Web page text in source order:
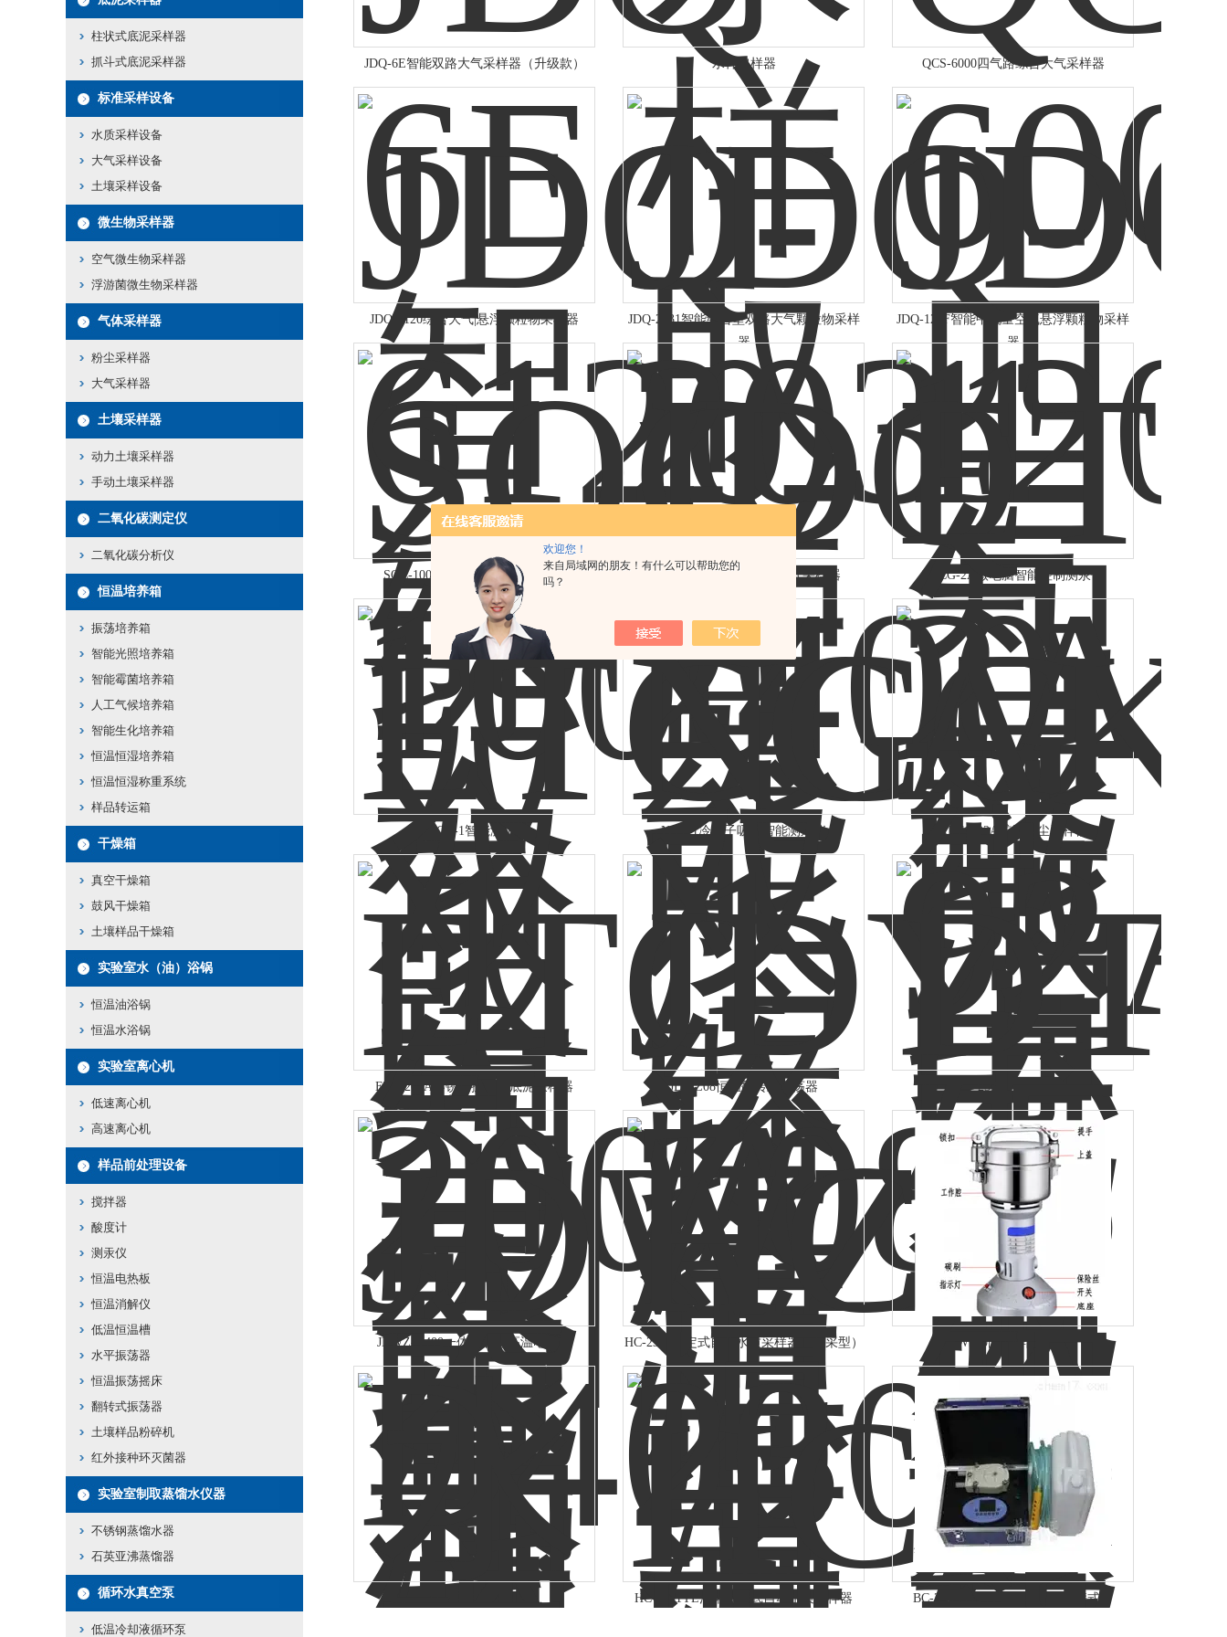
欢迎您！
来自局域网的朋友！有什么可以帮助您的
吗？
柱状式底泥采样器
抓斗式底泥采样器
标准采样设备
水质采样设备
大气采样设备
土壤采样设备
微生物采样器
空气微生物采样器
浮游菌微生物采样器
气体采样器
粉尘采样器
大气采样器
土壤采样器
动力土壤采样器
手动土壤采样器
二氧化碳测定仪
二氧化碳分析仪
恒温培养箱
振荡培养箱
智能光照培养箱
智能霉菌培养箱
人工气候培养箱
智能生化培养箱
恒温恒湿培养箱
恒温恒湿称重系统
样品转运箱
干燥箱
真空干燥箱
鼓风干燥箱
土壤样品干燥箱
实验室水（油）浴锅
恒温油浴锅
恒温水浴锅
实验室离心机
低速离心机
高速离心机
样品前处理设备
搅拌器
酸度计
测汞仪
恒温电热板
恒温消解仪
低温恒温槽
水平振荡器
恒温振荡摇床
翻转式振荡器
土壤样品粉碎机
红外接种环灭菌器
实验室制取蒸馏水仪器
不锈钢蒸馏水器
石英亚沸蒸馏器
循环水真空泵
低温冷却液循环泵
JDQ-6E智能双路大气采样器（升级款） 水样取样器 QCS-6000四气路综合大气采样器
JDQ-6120综合大气|悬浮颗粒物采样器
JDQ-2031智能综合型双路大气颗粒物采样
器
JDQ-120F智能中流量空气悬浮颗粒物采样
器
SQC-1000双气路智能大气采样器 JDQ-2400双路恒温恒流大气采样器 ETCG-2A微电脑智能控制测汞仪
ETCG-1智能测汞仪 NCG-1冷源子吸收智能测汞仪 AKFC-92A矿用粉尘采样器
ETC-200A不锈钢抓斗式底泥采样器 JDY-Z08恒温翻转式振荡器 DTD-25智能恒温消解仪
JDWZ-D400一体式石墨高温电热板 HC-2301固定式自动水质采样器（混采型） FW100固体样品粉碎机
HC-9601YL混采冷藏式自动水质采样器 BC-2300自动水质采样器（便携式）